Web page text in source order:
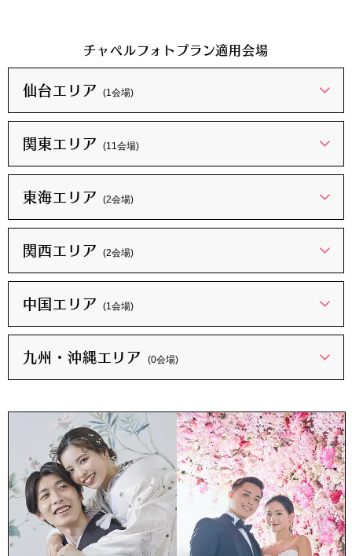
チャペルフォトプラン適用会場
仙台エリア (1会場)
関東エリア (11会場)
東海エリア (2会場)
関西エリア (2会場)
中国エリア (1会場)
九州・沖縄エリア (0会場)